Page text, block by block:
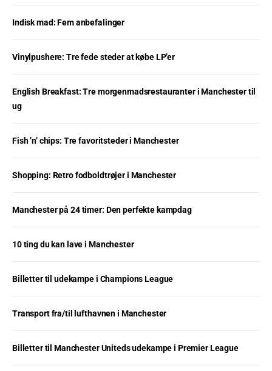
Indisk mad: Fem anbefalinger
Vinylpushere: Tre fede steder at købe LP’er
English Breakfast: Tre morgenmadsrestauranter i Manchester til
ug
Fish ’n’ chips: Tre favoritsteder i Manchester
Shopping: Retro fodboldtrøjer i Manchester
Manchester på 24 timer: Den perfekte kampdag
10 ting du kan lave i Manchester
Billetter til udekampe i Champions League
Transport fra/til lufthavnen i Manchester
Billetter til Manchester Uniteds udekampe i Premier League